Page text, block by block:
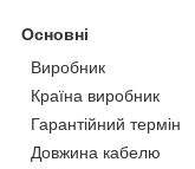
Основні
Виробник
Країна виробник
Гарантійний термін
Довжина кабелю